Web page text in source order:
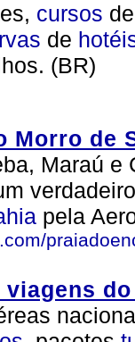
cursos
de
(BR)
Morro de
Maraú
pela
viagens